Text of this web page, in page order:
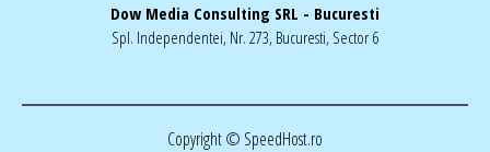
Dow Media Consulting SRL - Bucuresti
Spl. Independentei, Nr. 273, Bucuresti, Sector 6
Copyright © SpeedHost.ro